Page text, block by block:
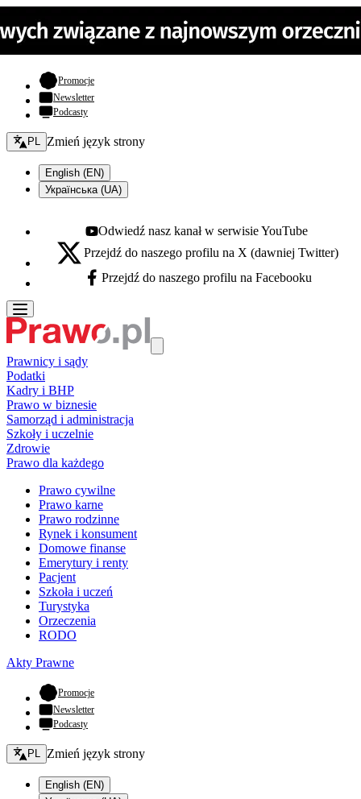
Promocje- otwiera się w nowej karcie
Newsletter
Podcasty
Zmień język - bieżący:
PL Zmień język strony
English (EN)
Українська (UA)
Youtube - otwiera się w nowej karcie
Odwiedź nasz kanał w serwisie YouTube
X - otwiera się w nowej karcie
Przejdź do naszego profilu na X (dawniej Twitter)
Facebook - otwiera się w nowej karcie
Przejdź do naszego profilu na Facebooku
Prawnicy i sądy
Podatki
Kadry i BHP
Prawo w biznesie
Samorząd i administracja
Szkoły i uczelnie
Zdrowie
Prawo dla każdego
Prawo cywilne
Prawo karne
Prawo rodzinne
Rynek i konsument
Domowe finanse
Emerytury i renty
Pacjent
Szkoła i uczeń
Turystyka
Orzeczenia
RODO
Akty Prawne
Promocje- otwiera się w nowej karcie
Newsletter
Podcasty
Zmień język - bieżący:
PL Zmień język strony
English (EN)